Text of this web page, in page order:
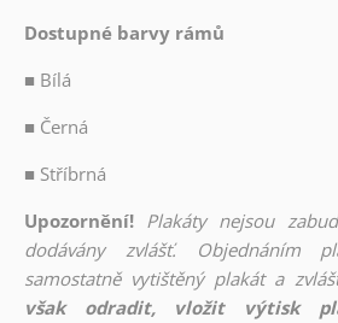
Dostupné barvy rámů
■ Bílá
■ Černá
■ Stříbrná
Upozornění! Plakáty nejsou
dodávány zvlášť. Objednáním
samostatně vytištěný plakát a
však odradit, vložit výtisk